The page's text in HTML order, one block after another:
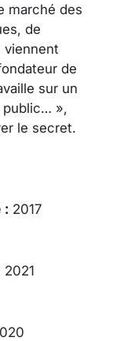
marché des
de
viennent
de
sur un
public… »,
le secret.
: 2017